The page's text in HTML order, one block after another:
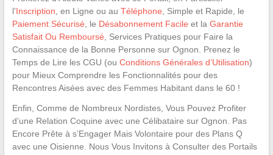
l’Inscription , en Ligne ou au Téléphone , Simple et Rapide, le
Paiement Sécurisé , le Désabonnement Facile et la Garantie
Satisfait Ou Remboursé , Services Pratiques pour Faire la
Connaissance de la Bonne Personne sur Ognon. Prenez le
Temps de Lire les CGU (ou Conditions Générales d’Utilisation)
pour Mieux Comprendre les Fonctionnalités pour des
Rencontres Aisées avec des Femmes Habitant dans le 60 !
Enfin, Comme de Nombreux Nordistes, Vous Pouvez Profiter
d’une Relation Coquine avec une Célibataire sur Ognon. Pas
Encore Prête à s’Engager Mais Volontaire pour des Plans Q
avec une Oisienne. Nous Vous Invitons à Consulter des Portails